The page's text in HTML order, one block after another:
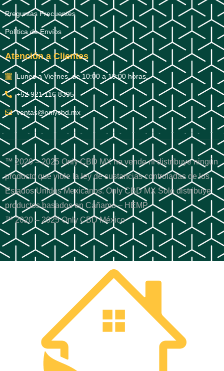
Preguntas Frecuentes
Política de Envíos
Atención a Clientes
Lunes a Viernes, de 10:00 a 19:00 horas.
+52 921 116 8395
ventas@onlycbd.mx
™ 2020 – 2025 Only CBD MX no vende ni distribuye ningún
producto que viole la ley de sustancias controladas de los
Estados Unidos Mexicanos. Only CBD MX Solo distribuye
productos basados en Cáñamo – HEMP.
™ 2020 – 2025 Only CBD México